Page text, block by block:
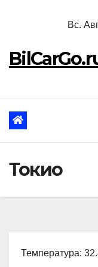
Вс.
Токио
Температура: